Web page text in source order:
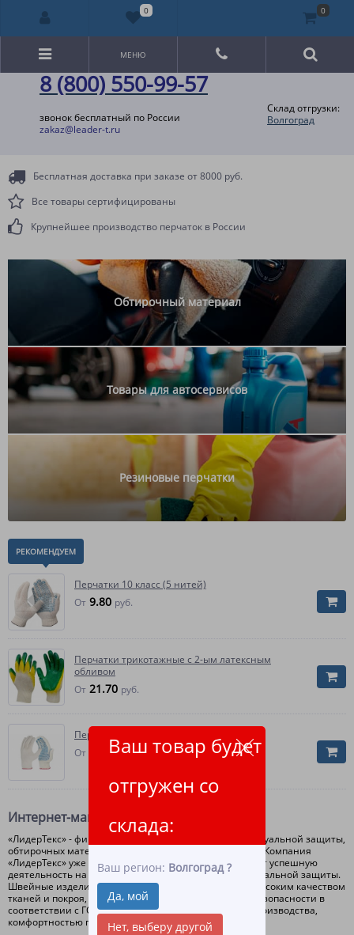
8 (800) 550-99-57
звонок бесплатный по России
zakaz@leader-t.ru
Склад отгрузки:
Волгоград
Ваш товар будет
отгружен со
склада:
Ваш регион: Волгоград ?
Да, мой
Нет, выберу другой
МЕНЮ
Бесплатная доставка при заказе от 8000 руб.
Все товары сертифицированы
Крупнейшее производство перчаток в России
Обтирочный материал
Товары для автосервисов
Резиновые перчатки
РЕКОМЕНДУЕМ
Перчатки 10 класс (5 нитей)
От 9.80 руб.
Перчатки трикотажные с 2-ым латексным
обливом
От 21.70 руб.
Перчатки 10 класс (6 нитей)
От 10.80руб.
Интернет-магазин ЛидерТекс
«ЛидерТекс» - фирма-производитель средств индивидуальной защиты,
обтирочных материалов, стрейч-плёнки и трикотажа. Компания
«ЛидерТекс» уже несколько десятков лет осуществляет успешную
деятельность на российском рынке средств индивидуальной защиты.
Швейные изделия фирмы «ЛидерТекс» отличаются высоким качеством
тканей и покроя, соблюдением норм и требований безопасности в
соответствии с ГОСТом, современной технологией производства,
комфортностью при ношении.
0 0